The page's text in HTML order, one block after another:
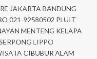
JAKARTA BANDUNG
021-92580502 PLUIT
MENTENG KELAPA
LIPPO
CIBUBUR ALAM